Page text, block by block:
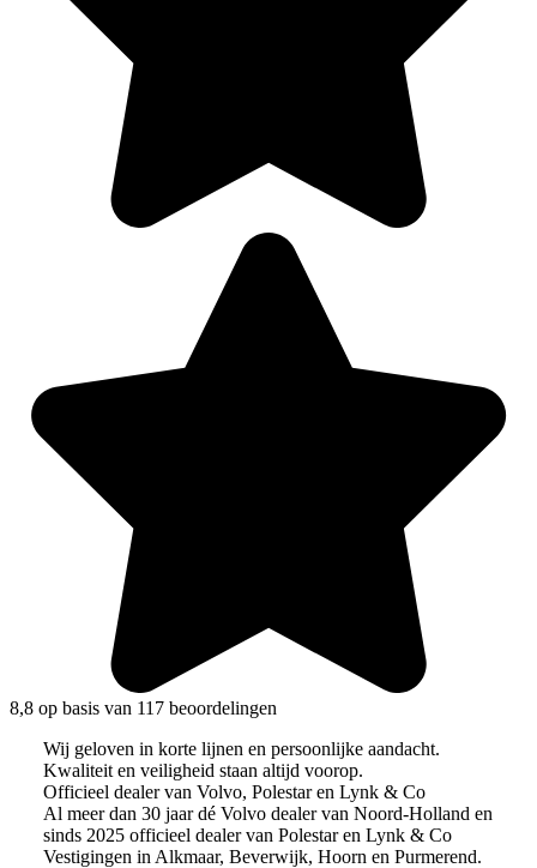
8,8 op basis van 117 beoordelingen
Wij geloven in korte lijnen en persoonlijke aandacht.
Kwaliteit en veiligheid staan altijd voorop.
Officieel dealer van Volvo, Polestar en Lynk & Co
Al meer dan 30 jaar dé Volvo dealer van Noord-Holland en
sinds 2025 officieel dealer van Polestar en Lynk & Co
Vestigingen in Alkmaar, Beverwijk, Hoorn en Purmerend.